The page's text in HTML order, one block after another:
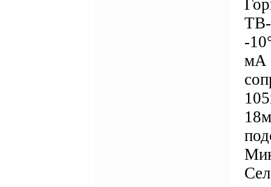
ТВ-
-
мА